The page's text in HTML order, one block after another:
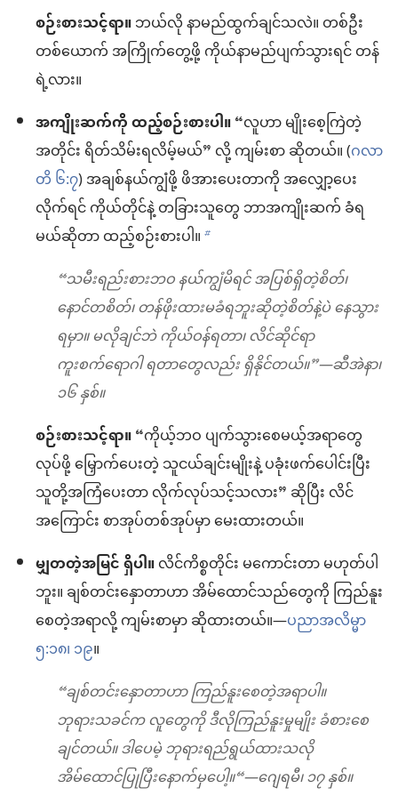
စဉ်းစားသင့်ရာ။ဘယ်လို နာမည်ထွက်ချင်သလဲ။ တစ်ဦး
တစ်ယောက် အကြိုက်တွေ့ဖို့ ကိုယ်နာမည်ပျက်သွားရင် တန်
ရဲ့လား။
အကျိုးဆက်ကို ထည့်စဉ်းစားပါ။“လူဟာ မျိုးစေ့ကြဲတဲ့
အတိုင်း ရိတ်သိမ်းရလိမ့်မယ်” လို့ ကျမ်းစာ ဆိုတယ်။ (ဂလာ
တိ ၆:၇) အချစ်နယ်ကျွံဖို့ ဖိအားပေးတာကို အလျှော့ပေး
လိုက်ရင် ကိုယ်တိုင်နဲ့ တခြားသူတွေ ဘာအကျိုးဆက် ခံရ
မယ်ဆိုတာ ထည့်စဉ်းစားပါ။ b
“သမီးရည်းစားဘဝ နယ်ကျွံမိရင် အပြစ်ရှိတဲ့စိတ်၊
နောင်တစိတ်၊ တန်ဖိုးထားမခံရဘူးဆိုတဲ့စိတ်နဲ့ပဲ နေသွား
ရမှာ။ မလိုချင်ဘဲ ကိုယ်ဝန်ရတာ၊ လိင်ဆိုင်ရာ
ကူးစက်ရောဂါ ရတာတွေလည်း ရှိနိုင်တယ်။”—ဆီအဲနာ၊
၁၆ နှစ်။
စဉ်းစားသင့်ရာ။“ကိုယ့်ဘဝ ပျက်သွားစေမယ့်အရာတွေ
လုပ်ဖို့ မြှောက်ပေးတဲ့ သူငယ်ချင်းမျိုးနဲ့ ပခုံးဖက်ပေါင်းပြီး
သူတို့အကြံပေးတာ လိုက်လုပ်သင့်သလား” ဆိုပြီး လိင်
အကြောင်း စာအုပ်တစ်အုပ်မှာ မေးထားတယ်။
မျှတတဲ့အမြင် ရှိပါ။လိင်ကိစ္စတိုင်း မကောင်းတာ မဟုတ်ပါ
ဘူး။ ချစ်တင်းနှောတာဟာ အိမ်ထောင်သည်တွေကို ကြည်နူး
စေတဲ့အရာလို့ ကျမ်းစာမှာ ဆိုထားတယ်။—ပညာအလိမ္မာ
၅:၁၈၊ ၁၉။
“ချစ်တင်းနှောတာဟာ ကြည်နူးစေတဲ့အရာပါ။
ဘုရားသခင်က လူတွေကို ဒီလိုကြည်နူးမှုမျိုး ခံစားစေ
ချင်တယ်။ ဒါပေမဲ့ ဘုရားရည်ရွယ်ထားသလို
အိမ်ထောင်ပြုပြီးနောက်မှပေါ့။“—ဂျေရမီ၊ ၁၇ နှစ်။